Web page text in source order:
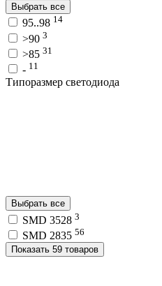
Выбрать все
95..98 14
>90 3
>85 31
- 11
Типоразмер светодиода
Выбрать все
SMD 3528 3
SMD 2835 56
Показать 59 товаров